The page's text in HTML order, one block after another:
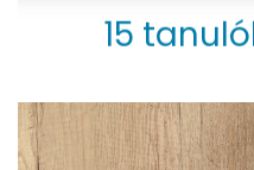
15